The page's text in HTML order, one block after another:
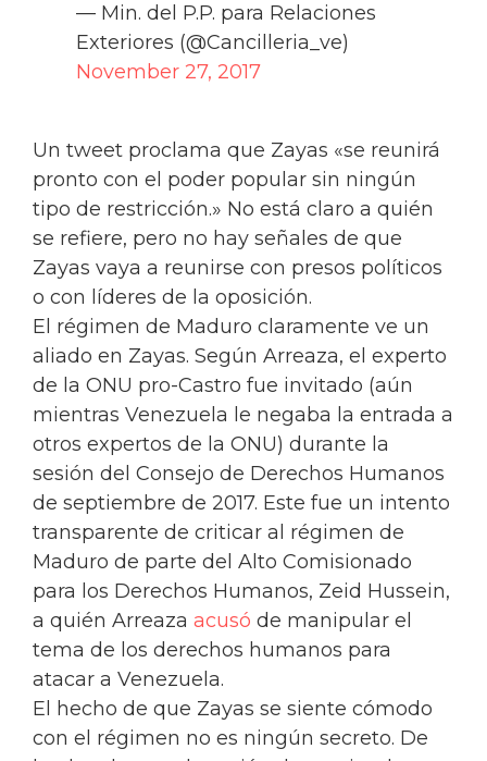
— Min. del P.P. para Relaciones
Exteriores (@Cancilleria_ve)
November 27, 2017
Un tweet proclama que Zayas «se reunirá
pronto con el poder popular sin ningún
tipo de restricción.» No está claro a quién
se refiere, pero no hay señales de que
Zayas vaya a reunirse con presos políticos
o con líderes de la oposición.
El régimen de Maduro claramente ve un
aliado en Zayas. Según Arreaza, el experto
de la ONU pro-Castro fue invitado (aún
mientras Venezuela le negaba la entrada a
otros expertos de la ONU) durante la
sesión del Consejo de Derechos Humanos
de septiembre de 2017. Este fue un intento
transparente de criticar al régimen de
Maduro de parte del Alto Comisionado
para los Derechos Humanos, Zeid Hussein,
a quién Arreaza acusó de manipular el
tema de los derechos humanos para
atacar a Venezuela.
El hecho de que Zayas se siente cómodo
con el régimen no es ningún secreto. De